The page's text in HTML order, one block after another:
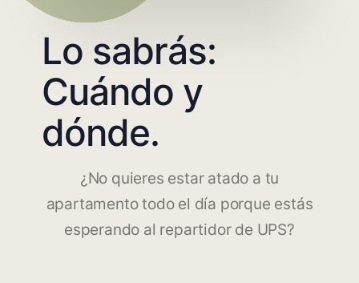
Lo sabrás:
Cuándo y
dónde.
¿No quieres estar atado a tu
apartamento todo el día porque estás
esperando al repartidor de UPS?